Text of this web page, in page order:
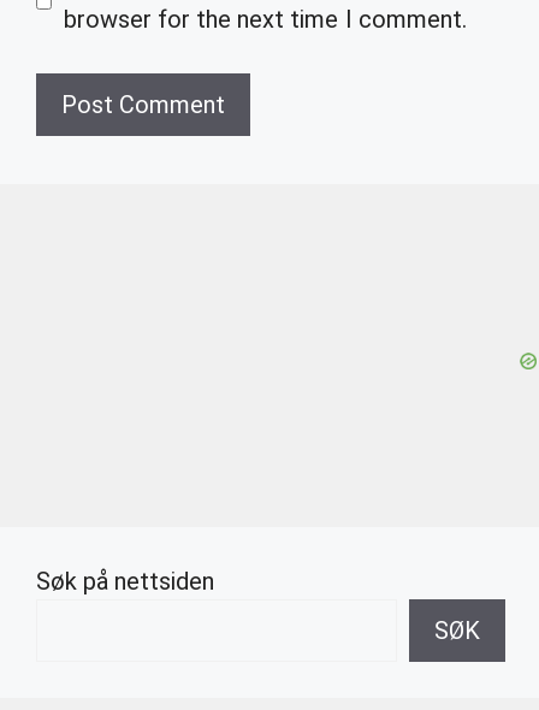
browser for the next time I comment.
Søk på nettsiden
SØK